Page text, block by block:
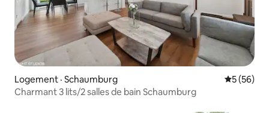
Logement · Schaumburg Note
5 (56)
Charmant 3 lits/2 salles de bain Schaumburg